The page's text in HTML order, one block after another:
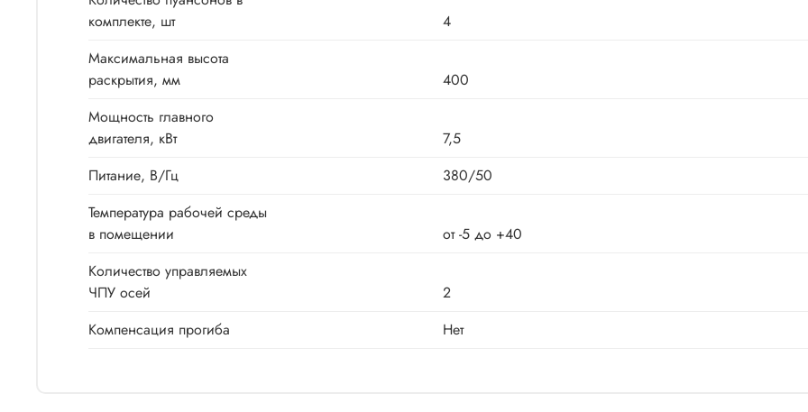
комплекте, шт
4
Максимальная высота
раскрытия, мм
400
Мощность главного
двигателя, кВт
7,5
Питание, В/Гц
380/50
Температура рабочей среды
в помещении
от -5 до +40
Количество управляемых
ЧПУ осей
2
Компенсация прогиба
Нет